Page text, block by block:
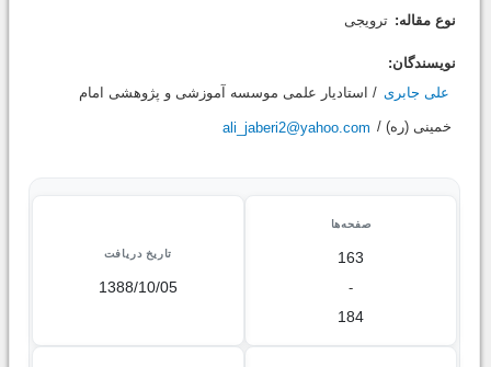
نوع مقاله: ترویجی
نویسندگان:
علی جابری / استاديار علمی موسسه آموزشی و پژوهشی امام
خمینی (ره) / ali_jaberi2@yahoo.com
صفحه‌ها
163
-
184
تاریخ دریافت
1388/10/05